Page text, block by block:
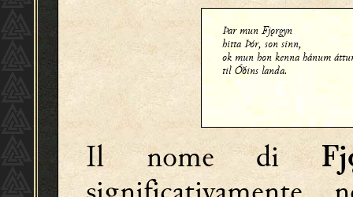
Þar mun Fjǫrgyn
hitta Þór, son sinn,
ok mun hon kenna hánum
til Óðins landa.
Il nome di